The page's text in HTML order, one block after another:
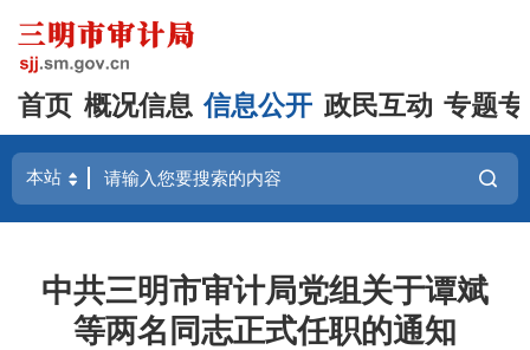
首页 概况信息 信息公开 政民互动 专题
中共三明市审计局党组关于谭斌
等两名同志正式任职的通知